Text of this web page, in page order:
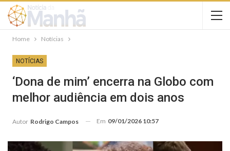
Home Notícias
NOTÍCIAS
‘Dona de mim’ encerra na Globo com
melhor audiência em dois anos
Autor Rodrigo Campos Em 09/01/2026 10:57